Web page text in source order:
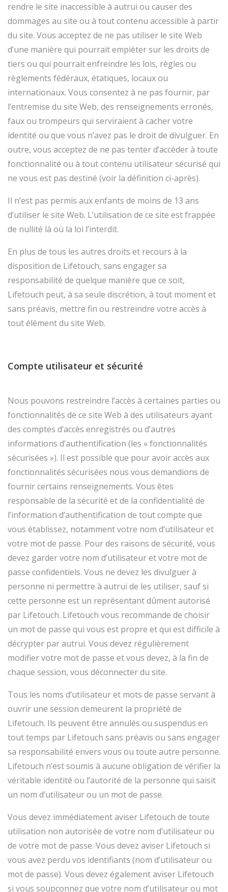
rendre le site inaccessible à autrui ou causer des
dommages au site ou à tout contenu accessible à partir
du site. Vous acceptez de ne pas utiliser le site Web
d’une manière qui pourrait empiéter sur les droits de
tiers ou qui pourrait enfreindre les lois, règles ou
règlements fédéraux, étatiques, locaux ou
internationaux. Vous consentez à ne pas fournir, par
l’entremise du site Web, des renseignements erronés,
faux ou trompeurs qui serviraient à cacher votre
identité ou que vous n’avez pas le droit de divulguer. En
outre, vous acceptez de ne pas tenter d’accéder à toute
fonctionnalité ou à tout contenu utilisateur sécurisé qui
ne vous est pas destiné (voir la définition ci-après).
Il n’est pas permis aux enfants de moins de 13 ans
d’utiliser le site Web. L’utilisation de ce site est frappée
de nullité là où la loi l’interdit.
En plus de tous les autres droits et recours à la
disposition de Lifetouch, sans engager sa
responsabilité de quelque manière que ce soit,
Lifetouch peut, à sa seule discrétion, à tout moment et
sans préavis, mettre fin ou restreindre votre accès à
tout élément du site Web.
Compte utilisateur et sécurité
Nous pouvons restreindre l’accès à certaines parties ou
fonctionnalités de ce site Web à des utilisateurs ayant
des comptes d’accès enregistrés ou d’autres
informations d’authentification (les « fonctionnalités
sécurisées »). Il est possible que pour avoir accès aux
fonctionnalités sécurisées nous vous demandions de
fournir certains renseignements. Vous êtes
responsable de la sécurité et de la confidentialité de
l’information d’authentification de tout compte que
vous établissez, notamment votre nom d’utilisateur et
votre mot de passe. Pour des raisons de sécurité, vous
devez garder votre nom d’utilisateur et votre mot de
passe confidentiels. Vous ne devez les divulguer à
personne ni permettre à autrui de les utiliser, sauf si
cette personne est un représentant dûment autorisé
par Lifetouch. Lifetouch vous recommande de choisir
un mot de passe qui vous est propre et qui est difficile à
décrypter par autrui. Vous devez régulièrement
modifier votre mot de passe et vous devez, à la fin de
chaque session, vous déconnecter du site.
Tous les noms d’utilisateur et mots de passe servant à
ouvrir une session demeurent la propriété de
Lifetouch. Ils peuvent être annulés ou suspendus en
tout temps par Lifetouch sans préavis ou sans engager
sa responsabilité envers vous ou toute autre personne.
Lifetouch n’est soumis à aucune obligation de vérifier la
véritable identité ou l’autorité de la personne qui saisit
un nom d’utilisateur ou un mot de passe.
Vous devez immédiatement aviser Lifetouch de toute
utilisation non autorisée de votre nom d’utilisateur ou
de votre mot de passe. Vous devez aviser Lifetouch si
vous avez perdu vos identifiants (nom d’utilisateur ou
mot de passe). Vous devez également aviser Lifetouch
si vous soupçonnez que votre nom d’utilisateur ou mot